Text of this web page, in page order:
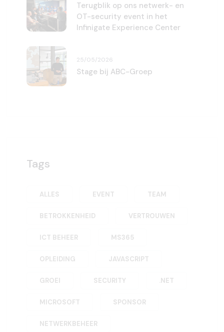
Terugblik op ons netwerk- en
OT-security event in het
Infinigate Experience Center
25/05/2026
Stage bij ABC-Groep
Tags
ALLES EVENT TEAM
BETROKKENHEID VERTROUWEN
ICT BEHEER MS365
OPLEIDING JAVASCRIPT
GROEI SECURITY .NET
MICROSOFT SPONSOR
NETWERKBEHEER